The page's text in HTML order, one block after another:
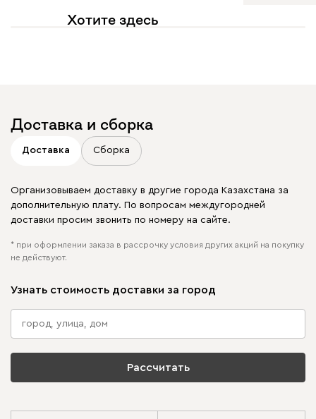
Хотите здесь
Доставка и сборка
Доставка Сборка
Организовываем доставку в другие города Казахстана за
дополнительную плату. По вопросам междугородней
доставки просим звонить по номеру на сайте.
* при оформлении заказа в рассрочку условия других акций на покупку
не действуют.
Узнать стоимость доставки за город
Рассчитать